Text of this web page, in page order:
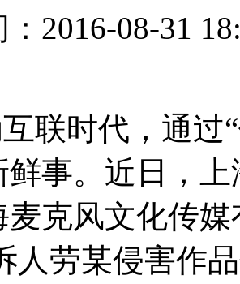
：2016-08-31
时代，通过“
鲜事。近日，
麦克风文化传
人劳某侵害作